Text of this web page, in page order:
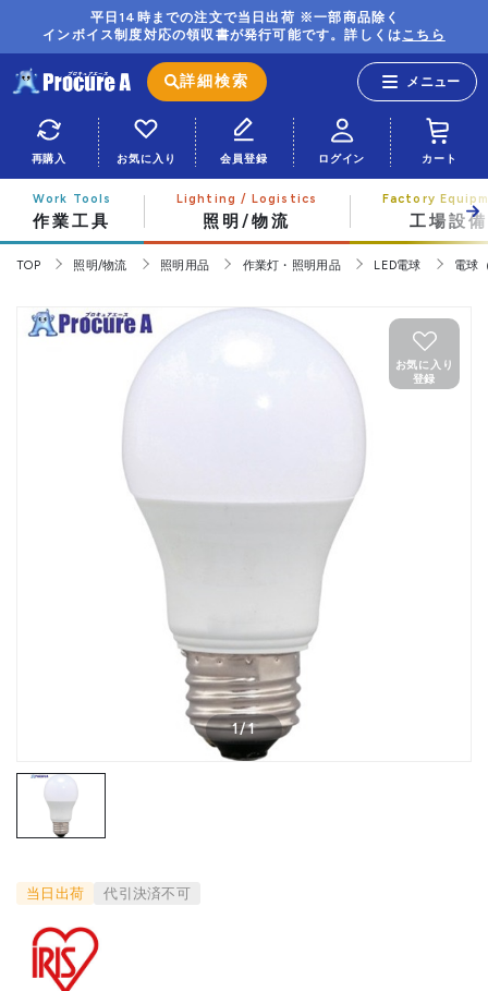
平日14時までの注文で当日出荷 ※一部商品除く
インボイス制度対応の領収書が発行可能です。詳しくはこちら
詳細検索
再購入 お気に入り 会員登録 ログイン カート
作業工具 照明/物流 工場設備
TOP 照明/物流 照明用品 作業灯・照明用品 LED電球 電球
1/1
お気に入り
登録
当日出荷 代引決済不可